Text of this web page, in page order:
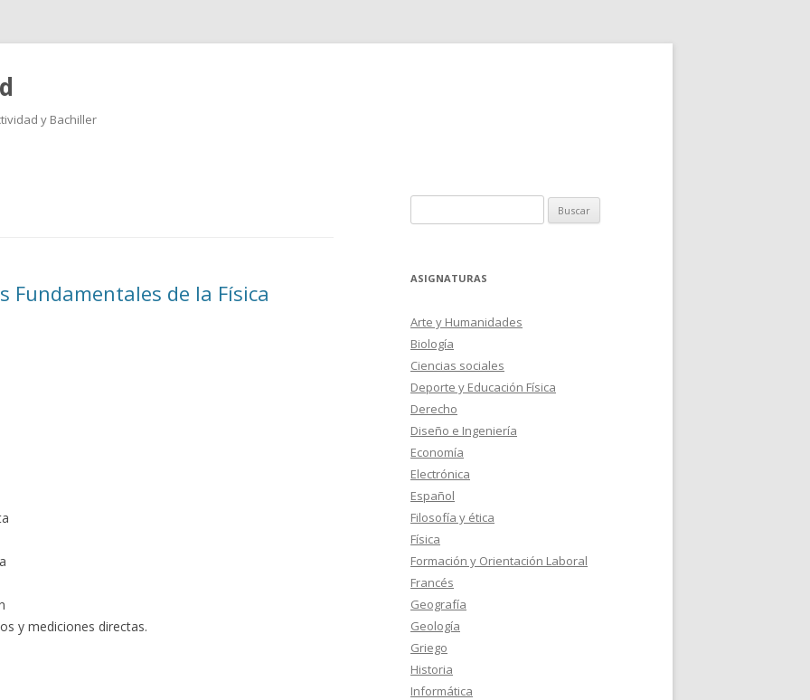
y Bachiller
Fundamentales de la Física
y mediciones directas.
ASIGNATURAS
Arte y Humanidades
Biología
Ciencias sociales
Deporte y Educación Física
Derecho
Diseño e Ingeniería
Economía
Electrónica
Español
Filosofía y ética
Física
Formación y Orientación Laboral
Francés
Geografía
Geología
Griego
Historia
Informática